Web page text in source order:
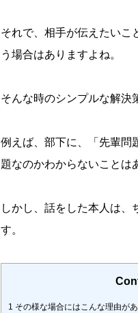
それで、相手が伝えたいこ
う場合はありますよね。
そんな時のシンプルな解決
例えば、部下に、「先輩問
題なのかわからないことは
しかし、話をした本人は
す。
1 その様な場合にはこんな理由があ